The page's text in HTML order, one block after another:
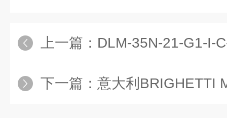
上一篇： DLM-35N-21-G1-I-
下一篇： 意大利BRIGHETTI